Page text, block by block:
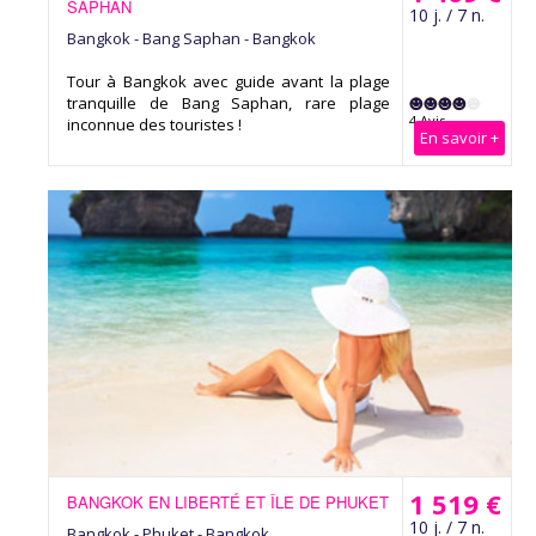
10 j. / 7 n.
4 Avis
En savoir +
SAPHAN
Bangkok - Bang Saphan - Bangkok
Tour à Bangkok avec guide avant la plage
tranquille de Bang Saphan, rare plage
inconnue des touristes !
1 519 €
10 j. / 7 n.
BANGKOK EN LIBERTÉ ET ÎLE DE PHUKET